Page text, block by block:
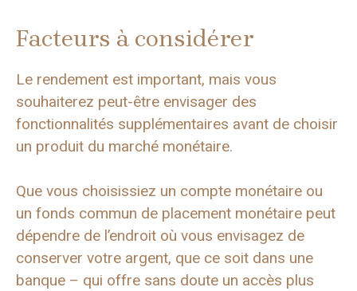
Facteurs à considérer
Le rendement est important, mais vous
souhaiterez peut-être envisager des
fonctionnalités supplémentaires avant de choisir
un produit du marché monétaire.
Que vous choisissiez un compte monétaire ou
un fonds commun de placement monétaire peut
dépendre de l’endroit où vous envisagez de
conserver votre argent, que ce soit dans une
banque – qui offre sans doute un accès plus